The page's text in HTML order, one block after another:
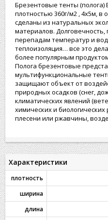
Брезентовые тенты
плотностью 360г/м2 , 4х5м, в
сделаны из натуральных
материалов. Долговечность,
перепадам температур и
теплоизоляция… все это
более популярным
Полога брезентовые
мультифункциональные
защищают объект от
природных осадков (снег,
климатических явлений
химических и
плесени или ржавчины,
Характеристики
плотность
ширина
длина